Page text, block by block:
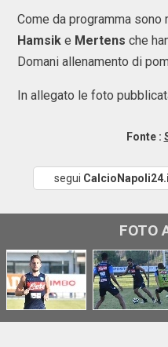
Come da programma sono
Hamsik e Mertens che
Domani allenamento di
In allegato le foto
Fonte :
segui
FOTO